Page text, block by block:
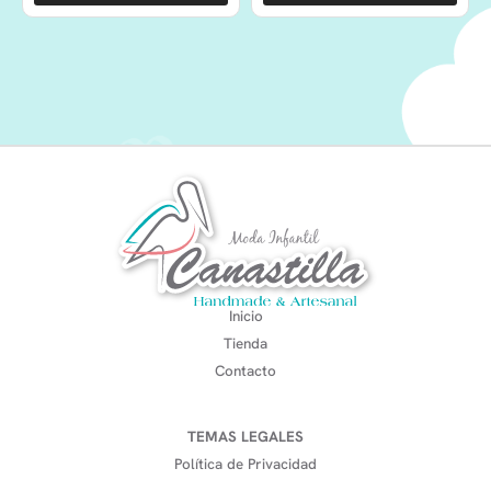
Inicio
Tienda
Contacto
TEMAS LEGALES
Política de Privacidad